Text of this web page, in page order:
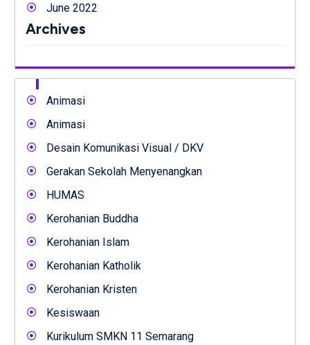
June 2022
Archives
Animasi
Animasi
Desain Komunikasi Visual / DKV
Gerakan Sekolah Menyenangkan
HUMAS
Kerohanian Buddha
Kerohanian Islam
Kerohanian Katholik
Kerohanian Kristen
Kesiswaan
Kurikulum SMKN 11 Semarang